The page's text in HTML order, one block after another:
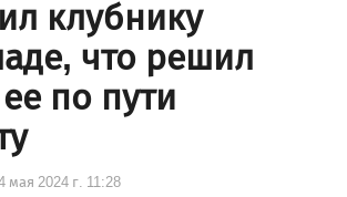
клубнику
что решил
по пути
мая 2024 г. 11:28